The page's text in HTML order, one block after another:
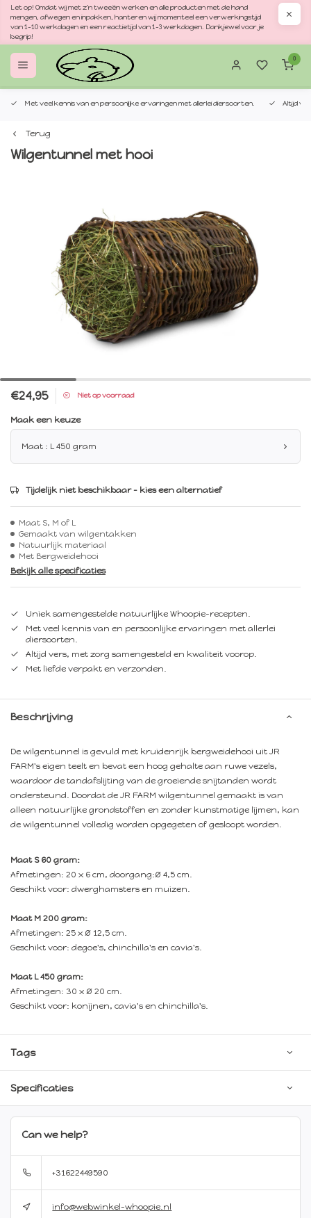
Let op! Omdat wij met z'n tweeën werken en alle producten met de hand
mengen, afwegen en inpakken, hanteren wij momenteel een verwerkingstijd
van 1–10 werkdagen en een reactietijd van 1–3 werkdagen. Dankjewel voor je
begrip!
0
Met veel kennis van en persoonlijke ervaringen met allerlei diersoorten. Altijd
Terug
Wilgentunnel met hooi
€24,95 Niet op voorraad
Maak een keuze
Maat : L 450 gram
Tijdelijk niet beschikbaar – kies een alternatief
Maat S, M of L
Gemaakt van wilgentakken
Natuurlijk materiaal
Met Bergweidehooi
Bekijk alle specificaties
Uniek samengestelde natuurlijke Whoopie-recepten.
Met veel kennis van en persoonlijke ervaringen met allerlei
diersoorten.
Altijd vers, met zorg samengesteld en kwaliteit voorop.
Met liefde verpakt en verzonden.
Beschrijving
De wilgentunnel is gevuld met kruidenrijk bergweidehooi uit JR
FARM's eigen teelt en bevat een hoog gehalte aan ruwe vezels,
waardoor de tandafslijting van de groeiende snijtanden wordt
ondersteund. Doordat de JR FARM wilgentunnel gemaakt is van
alleen natuurlijke grondstoffen en zonder kunstmatige lijmen, kan
de wilgentunnel volledig worden opgegeten of gesloopt worden.
Maat S 60 gram:
Afmetingen: 20 x 6 cm, doorgang:Ø 4,5 cm.
Geschikt voor: dwerghamsters en muizen.
Maat M 200 gram:
Afmetingen: 25 x Ø 12,5 cm.
Geschikt voor: degoe's, chinchilla's en cavia's.
Maat L 450 gram:
Afmetingen: 30 x Ø 20 cm.
Geschikt voor: konijnen, cavia's en chinchilla's.
Tags
Specificaties
Can we help?
+31622449590
info@webwinkel-whoopie.nl